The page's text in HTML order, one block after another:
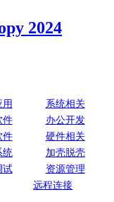
2024
用
系统相关
件
办公开发
件
硬件相关
统
加壳脱壳
试
资源管理
远程连接